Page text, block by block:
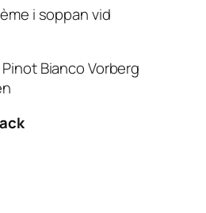
i soppan vid
Bianco Vorberg